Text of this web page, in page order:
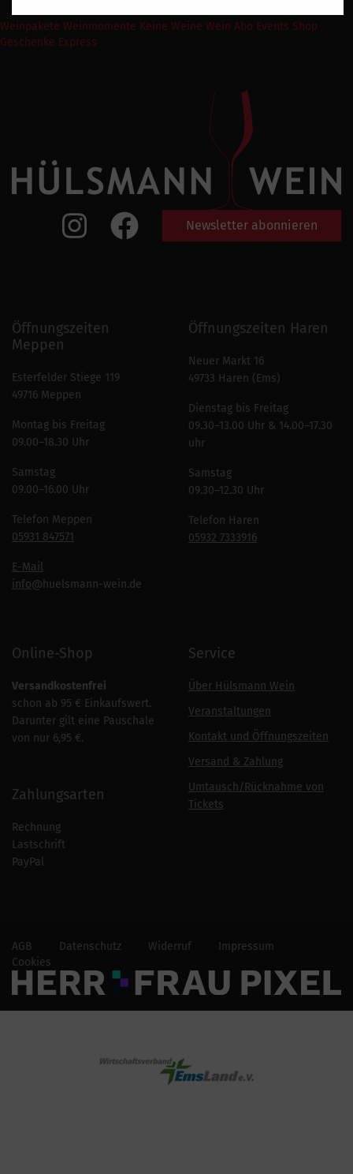
Weinpakete Weinmomente Keine Weine Wein Abo Events Shop
Geschenke Express
Newsletter abonnieren
Öffnungszeiten
Meppen
Esterfelder Stiege 119
49716 Meppen
Montag bis Freitag
09.00–18.30 Uhr
Samstag
09.00–16.00 Uhr
Telefon Meppen
05931 847571
E-Mail
info@huelsmann-wein.de
Öffnungszeiten Haren
Neuer Markt 16
49733 Haren (Ems)
Dienstag bis Freitag
09.30–13.00 Uhr & 14.00–17.30
uhr
Samstag
09.30–12.30 Uhr
Telefon Haren
05932 7333916
Online-Shop
Versandkostenfrei
schon ab 95 € Einkaufswert.
Darunter gilt eine Pauschale
von nur 6,95 €.
Zahlungsarten
Rechnung
Lastschrift
PayPal
Service
Über Hülsmann Wein
Veranstaltungen
Kontakt und Öffnungszeiten
Versand & Zahlung
Umtausch/Rücknahme von
Tickets
AGB Datenschutz Widerruf
Impressum
Cookies